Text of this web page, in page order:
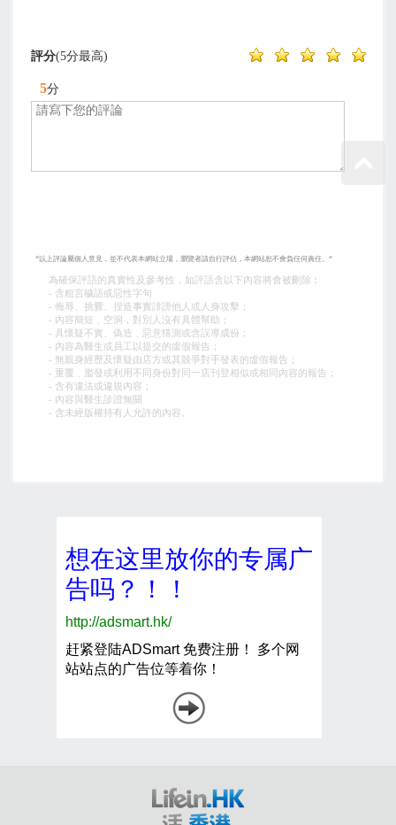
評分(5分最高)
5分
*以上評論屬個人意見，並不代表本網站立場，瀏覽者請自行評估，本網站恕不會負任何責任。*
為確保評語的真實性及參考性，如評語含以下內容將會被刪除︰
- 含粗言穢語或惡性字句
- 侮辱、挑釁、捏造事實誹謗他人或人身攻擊；
- 內容簡短﹑空洞，對別人沒有具體幫助；
- 具懷疑不實、偽造﹑惡意猜測或含誤導成份；
- 內容為醫生或員工以提交的虛假報告；
- 無親身經歷及懷疑由店方或其競爭對手發表的虛假報告；
- 重覆﹑濫發或利用不同身份對同一店刊登相似或相同內容的報告；
- 含有違法或違規內容；
- 內容與醫生診證無關
- 含未經版權持有人允許的內容。